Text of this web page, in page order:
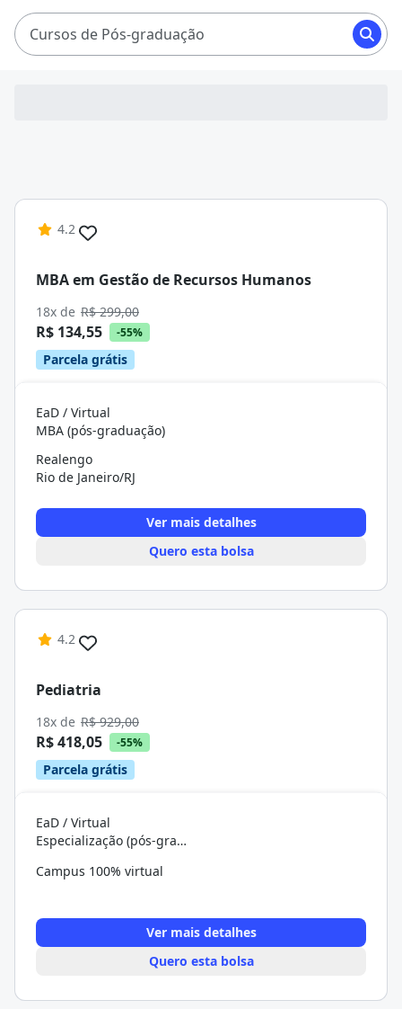
Cursos de Pós-graduação
4.2
MBA em Gestão de Recursos Humanos
18x de R$ 299,00
R$ 134,55 -55%
Parcela grátis
EaD / Virtual
MBA (pós-graduação)
Realengo
Rio de Janeiro/RJ
Ver mais detalhes
Quero esta bolsa
4.2
Pediatria
18x de R$ 929,00
R$ 418,05 -55%
Parcela grátis
EaD / Virtual
Especialização (pós-graduação)
Campus 100% virtual
Ver mais detalhes
Quero esta bolsa